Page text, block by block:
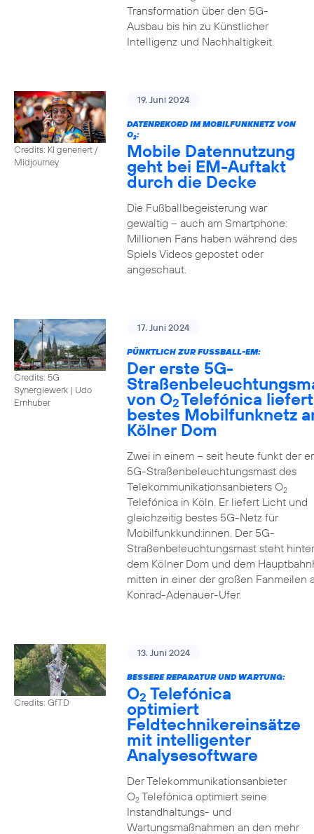
Transformation über den 5G-
Ausbau bis hin zu Künstlicher
Intelligenz und Nachhaltigkeit.
Credits: KI generiert /
Midjourney
19. Juni 2024
DATENREKORD IM MOBILFUNKNETZ VON
O2:
Mobile Datennutzung
geht bei EM-Auftakt
durch die Decke
Die Fußballbegeisterung war
gewaltig – auch am Smartphone:
Millionen Fans haben während des
Spiels Videos gepostet oder
angeschaut.
Credits: 5G
Synergiewerk | Udo
Ernhuber
17. Juni 2024
PÜNKTLICH ZUR FUSSBALL-EM:
Der erste 5G-
von O2Telefónica liefert
bestes Mobilfunknetz
Kölner Dom
Zwei in einem – seit heute funkt der
5G-Straßenbeleuchtungsmast des
Telekommunikationsanbieters O2
Telefónica in Köln. Er liefert Licht und
gleichzeitig bestes 5G-Netz für
Mobilfunkkund:innen. Der 5G-
Straßenbeleuchtungsmast steht hinter
dem Kölner Dom und dem
mitten in einer der großen Fanmeilen
Konrad-Adenauer-Ufer.
Credits: GfTD
13. Juni 2024
BESSERE REPARATUR UND WARTUNG:
O2 Telefónica
optimiert
Feldtechnikereinsätze
mit intelligenter
Analysesoftware
Der Telekommunikationsanbieter
O2Telefónica optimiert seine
Instandhaltungs- und
Wartungsmaßnahmen an den mehr